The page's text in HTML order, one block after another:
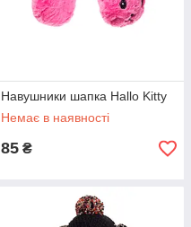
Навушники шапка Hallo Kitty
Немає в наявності
85 ₴